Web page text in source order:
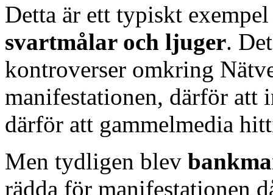
Detta är ett typiskt
svartmålar och ljuger.
kontroverser omkring
manifestationen, därför att
därför att gammelmedia
Men tydligen blev
rädda för manifestationen